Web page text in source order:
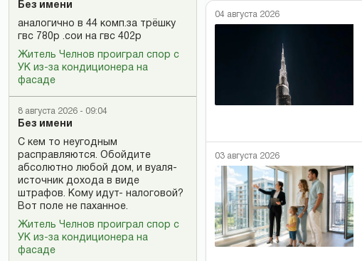
Без имени
аналогично в 44 комп.за трёшку
гвс 780р .сои на гвс 402р
Житель Челнов проиграл спор с
УК из-за кондиционера на
фасаде
8 августа 2026 - 09:04
Без имени
С кем то неугодным
расправляются. Обойдите
абсолютно любой дом, и вуаля-
источник дохода в виде
штрафов. Кому идут- налоговой?
Вот поле не паханное.
Житель Челнов проиграл спор с
УК из-за кондиционера на
фасаде
04 августа 2026
03 августа 2026